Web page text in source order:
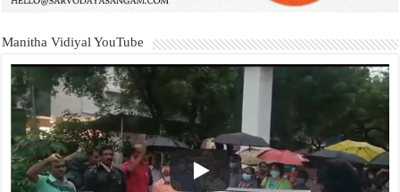
Manitha Vidiyal YouTube